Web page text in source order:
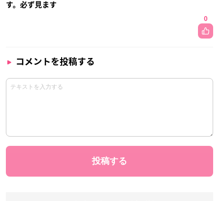
す。必ず見ます
0
コメントを投稿する